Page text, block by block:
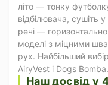
літо — тонку
відбілювача, сушіть
речі —
моделі з міцними
рух. Найбільший
AiryVest і Dogs Bomba.
Наш досвід у